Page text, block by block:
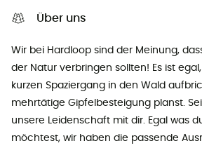
Über uns
Wir bei Hardloop sind der Meinung,
der Natur verbringen sollten! Es ist
kurzen Spaziergang in den Wald
mehrtätige Gipfelbesteigung planst.
unsere Leidenschaft mit dir. Egal was
möchtest, wir haben die passende